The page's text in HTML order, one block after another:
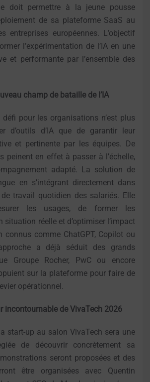
doit permettre à la jeune pousse
de sa plateforme SaaS au
entreprises européennes. L’objectif
l’expérimentation de l’IA en une
et performante par l’ensemble des
champ de bataille de l’IA
pour les organisations n’est plus
d’outils d’IA que de garantir leur
et pertinente par les équipes. De
peinent en effet à passer à l’échelle,
adapté. La solution de
en s’intégrant directement dans
de travail quotidien des salariés. Elle
les usages, de former les
situation réelle et d’optimiser l’impact
connus comme ChatGPT, Copilot ou
a déjà séduit des grands
Groupe Rocher, PwC ou encore
sur la plateforme pour faire de
opérationnel.
incontournable de VivaTech 2026
start-up au salon VivaTech sera une
de découvrir concrètement sa
seront proposées et des
être organisées avec Quentin